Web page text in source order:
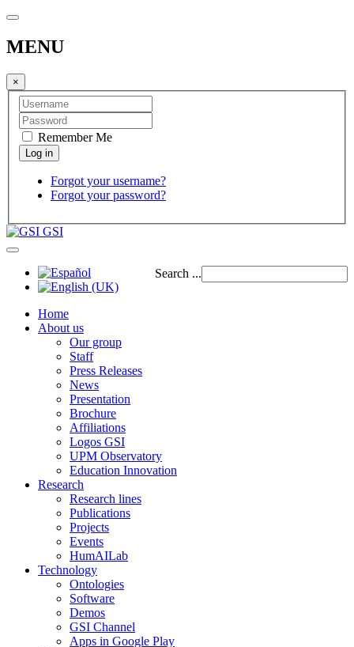
MENU
×
Remember Me
Forgot your username?
Forgot your password?
GSI
Search ...
Home
About us
Our group
Staff
Press Releases
News
Presentation
Brochure
Affiliations
Logos GSI
UPM Observatory
Education Innovation
Research
Research lines
Publications
Projects
Events
HumAILab
Technology
Ontologies
Software
Demos
GSI Channel
Apps in Google Play